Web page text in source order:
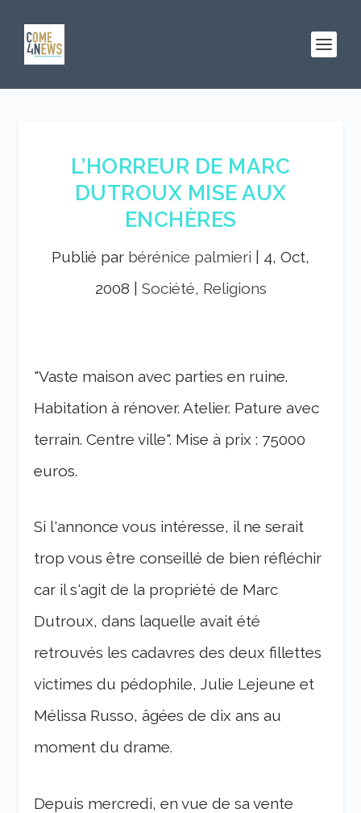
L’HORREUR DE MARC
DUTROUX MISE AUX
ENCHÈRES
Publié par bérénice palmieri
4, Oct,
2008
Société, Religions
"Vaste maison avec parties en ruine.
Habitation à rénover. Atelier. Pature avec
terrain. Centre ville". Mise à prix : 75000
euros.
Si l'annonce vous intéresse, il ne serait
trop vous être conseillé de bien réfléchir
car il s'agit de la propriété de Marc
Dutroux, dans laquelle avait été
retrouvés les cadavres des deux fillettes
victimes du pédophile, Julie Lejeune et
Mélissa Russo, âgées de dix ans au
moment du drame.
Depuis mercredi, en vue de sa vente